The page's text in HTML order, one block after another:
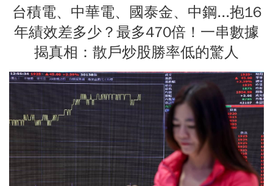
台積電、中華電、國泰金、中鋼...抱16
年績效差多少？最多470倍！一串數據
揭真相：散戶炒股勝率低的驚人